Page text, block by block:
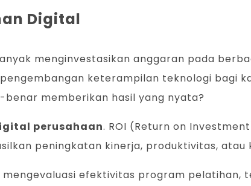
Digital
menginvestasikan anggaran pada
keterampilan teknologi bagi
memberikan hasil yang nyata?
perusahaan. ROI (Return on
peningkatan kinerja, produktivitas, atau
efektivitas program pelatihan,